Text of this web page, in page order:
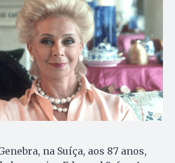
na Suíça, aos 87 anos,